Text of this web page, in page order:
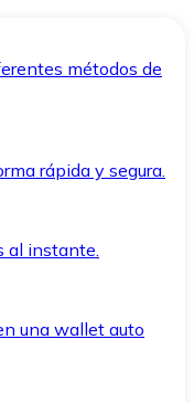
métodos de
rápida y segura.
al instante.
una wallet auto